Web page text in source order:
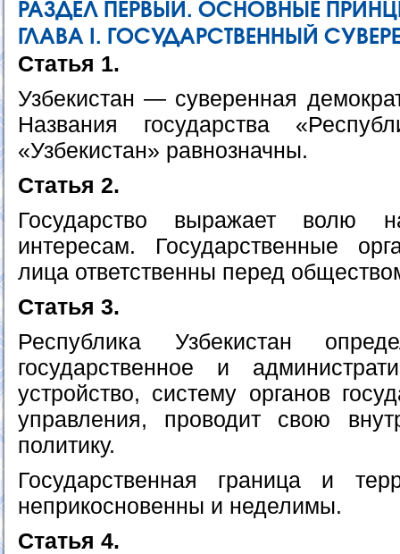
РАЗДЕЛ ПЕРВЫЙ. ОСНОВНЫЕ
ГЛАВА I. ГОСУДАРСТВЕННЫЙ
Статья 1.
Узбекистан — суверенная
Названия государства
«Узбекистан» равнозначны.
Статья 2.
Государство выражает волю
интересам. Государственные
лица ответственны перед
Статья 3.
Республика Узбекистан
государственное и
устройство, систему органов
управления, проводит свою
политику.
Государственная граница и
неприкосновенны и неделимы.
Статья 4.